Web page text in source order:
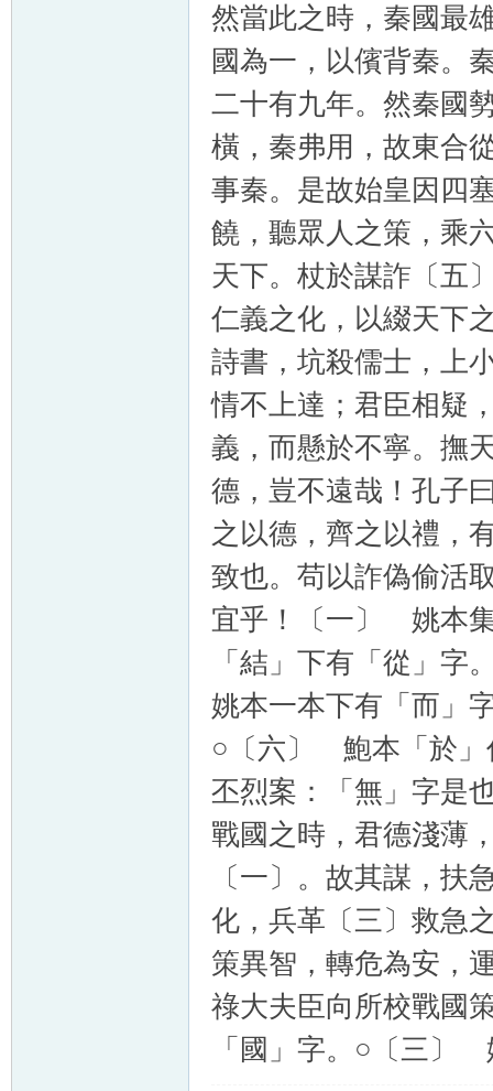
然當此之時，秦國最
國為一，以儐背秦。
二十有九年。然秦國
橫，秦弗用，故東合
事秦。是故始皇因四
饒，聽眾人之策，乘
天下。杖於謀詐〔五
仁義之化，以綴天下
詩書，坑殺儒士，上
情不上達；君臣相疑
義，而懸於不寧。撫
德，豈不遠哉！孔子
之以德，齊之以禮，
致也。苟以詐偽偷活
宜乎！〔一〕 姚本
「結」下有「從」
姚本一本下有「而」
○〔六〕 鮑本「於」
丕烈案：「無」字
戰國之時，君德淺薄
〔一〕。故其謀，扶
化，兵革〔三〕救急
策異智，轉危為安，
祿大夫臣向所校戰
「國」字。○〔三〕